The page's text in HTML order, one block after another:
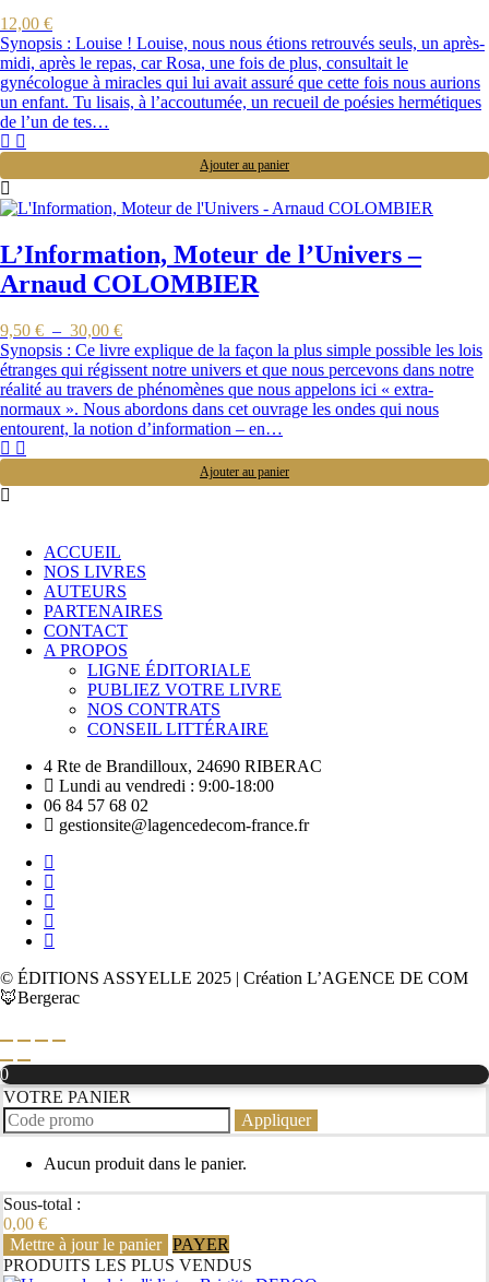
12,00 €
Synopsis : Louise ! Louise, nous nous étions retrouvés seuls, un après-
midi, après le repas, car Rosa, une fois de plus, consultait le
gynécologue à miracles qui lui avait assuré que cette fois nous aurions
un enfant. Tu lisais, à l’accoutumée, un recueil de poésies hermétiques
de l’un de tes…
Ajouter au panier
L’Information, Moteur de l’Univers –
Arnaud COLOMBIER
9,50 € – 30,00 €
Synopsis : Ce livre explique de la façon la plus simple possible les lois
étranges qui régissent notre univers et que nous percevons dans notre
réalité au travers de phénomènes que nous appelons ici « extra-
normaux ». Nous abordons dans cet ouvrage les ondes qui nous
entourent, la notion d’information – en…
Ajouter au panier
ACCUEIL
NOS LIVRES
AUTEURS
PARTENAIRES
CONTACT
A PROPOS
LIGNE ÉDITORIALE
PUBLIEZ VOTRE LIVRE
NOS CONTRATS
CONSEIL LITTÉRAIRE
4 Rte de Brandilloux, 24690 RIBERAC
Lundi au vendredi : 9:00-18:00
06 84 57 68 02
gestionsite@lagencedecom-france.fr
© ÉDITIONS ASSYELLE 2025 | Création L’AGENCE DE COM
🦊Bergerac
0
VOTRE PANIER
Appliquer
Aucun produit dans le panier.
Sous-total :
0,00 €
Mettre à jour le panier PAYER
PRODUITS LES PLUS VENDUS